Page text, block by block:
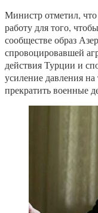
Министр отметил,
работу для того,
сообществе образ
спровоцировавшей
действия Турции и
усиление давления
прекратить военные